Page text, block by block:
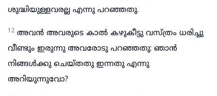
ശുദ്ധിയുള്ളവരല്ല എന്നു പറഞ്ഞതു.
12 അവൻ അവരുടെ കാൽ കഴുകീട്ടു വസ്ത്രം ധരിച്ചു
വീണ്ടും ഇരുന്നു അവരോടു പറഞ്ഞതു: ഞാൻ
നിങ്ങൾക്കു ചെയ്തതു ഇന്നതു എന്നു
അറിയുന്നുവോ?